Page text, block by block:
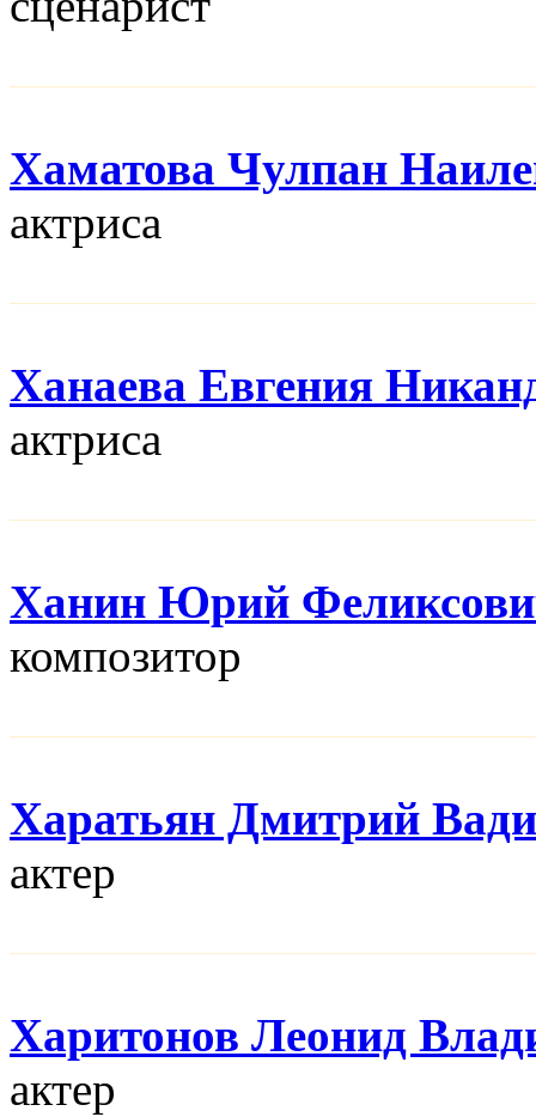
Хаматова Чулпан
актриса
Ханаева Евгения
актриса
Ханин Юрий
композитор
Харатьян Дмитрий
актер
Харитонов Леонид
актер